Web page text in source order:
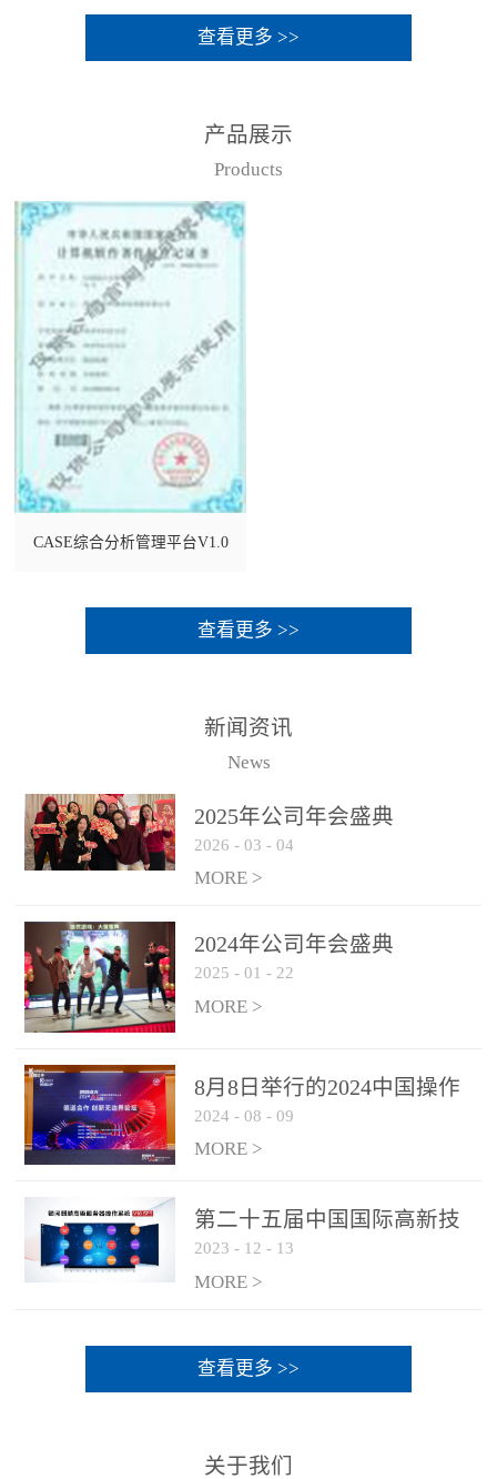
查看更多 >>
产品展示
Products
CASE综合分析管理平台V1.0
查看更多 >>
新闻资讯
News
2025年公司年会盛典
2026 - 03 - 04
MORE >
2024年公司年会盛典
2025 - 01 - 22
MORE >
8月8日举行的2024中国操作
系统产业大会渠道论坛，科
网通荣获区域营销优质伙伴
2024 - 08 - 09
MORE >
第二十五届中国国际高新技
术成果交易会 银河麒麟高级
服务器操作系统荣获 “优秀
2023 - 12 - 13
MORE >
查看更多 >>
关于我们